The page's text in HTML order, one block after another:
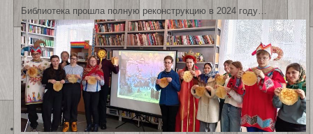
Библиотека прошла полную реконструкцию в 2024 году…